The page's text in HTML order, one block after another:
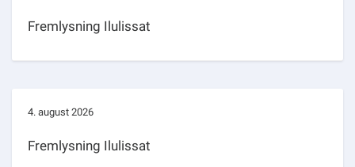
Fremlysning Ilulissat
4. august 2026
Fremlysning Ilulissat